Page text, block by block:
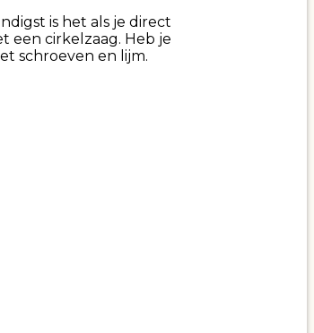
is het als je direct
een cirkelzaag. Heb je
schroeven en lijm.